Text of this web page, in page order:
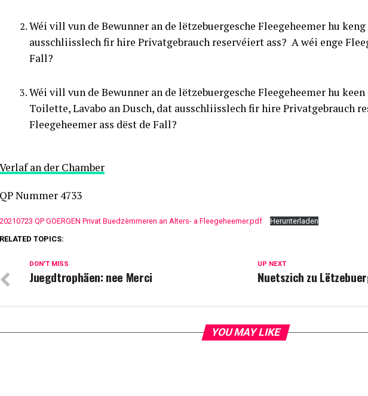
Wéi vill vun de Bewunner an de lëtzebuergesche Fleegeheemer hu
ausschliisslech fir hire Privatgebrauch reservéiert ass? A wéi enge
Fall?
Wéi vill vun de Bewunner an de lëtzebuergesche Fleegeheemer hu
Toilette, Lavabo an Dusch, dat ausschliisslech fir hire Privatgebrauch
Fleegeheemer ass dëst de Fall?
Verlaf an der Chamber
QP Nummer 4733
20210723 QP GOERGEN Privat Buedzëmmeren an Alters- a Fleegeheemer.pdf
Herunterladen
RELATED TOPICS:
UP NEXT
Nuetszich zu
DON'T MISS
Juegdtrophäen: nee Merci
YOU MAY LIKE